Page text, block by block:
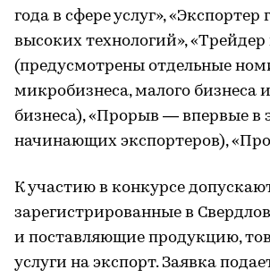
года в сфере услуг», «Экспортер
высоких технологий», «Трейдер
(предусмотрены отдельные
микробизнеса, малого бизнеса
бизнеса), «Прорыв — впервые в
начинающих экспортеров),
К участию в конкурсе
зарегистрированные в
и поставляющие продукцию,
услуги на экспорт. Заявка